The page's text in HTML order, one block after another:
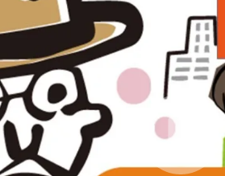
テクノロジー・ガジェット
映像・映画
ビジネス・起業
まちづくり・地域活性化